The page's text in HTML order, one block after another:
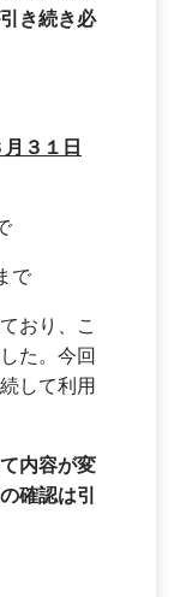
き続き必
３１日
で
おり、こ
た。今回
して利用
内容が変
確認は引